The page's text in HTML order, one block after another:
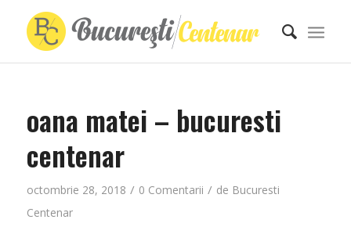
oana matei – bucuresti
centenar
octombrie 28, 2018 / 0 Comentarii / de Bucuresti
Centenar